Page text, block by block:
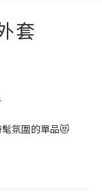
套
氛圍的單品😻